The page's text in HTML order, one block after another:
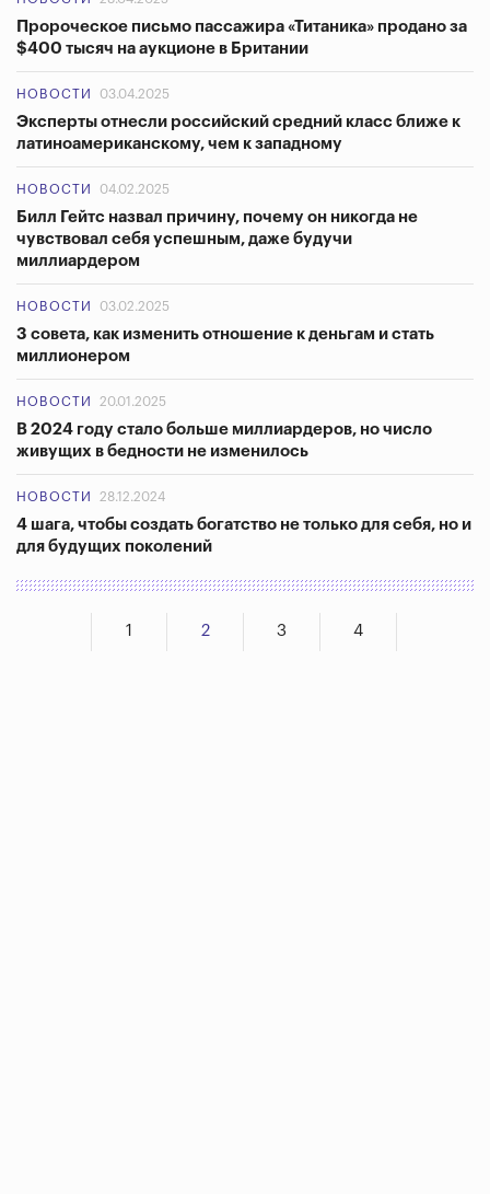
Пророческое письмо пассажира «Титаника» продано за
$400 тысяч на аукционе в Британии
НОВОСТИ 03.04.2025
Эксперты отнесли российский средний класс ближе к
латиноамериканскому, чем к западному
НОВОСТИ 04.02.2025
Билл Гейтс назвал причину, почему он никогда не
чувствовал себя успешным, даже будучи
миллиардером
НОВОСТИ 03.02.2025
3 совета, как изменить отношение к деньгам и стать
миллионером
НОВОСТИ 20.01.2025
В 2024 году стало больше миллиардеров, но число
живущих в бедности не изменилось
НОВОСТИ 28.12.2024
4 шага, чтобы создать богатство не только для себя, но и
для будущих поколений
1 2 3 4